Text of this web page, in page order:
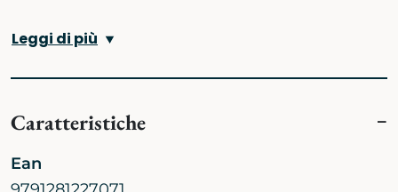
Leggi di più
Caratteristiche
Ean